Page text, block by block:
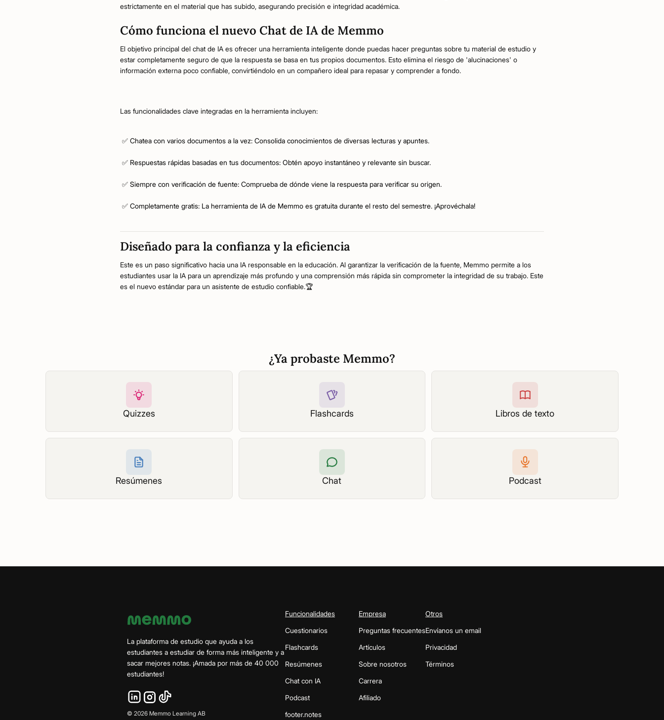
estrictamente en el material que has subido, asegurando precisión e integridad académica.
Cómo funciona el nuevo Chat de IA de Memmo
El objetivo principal del chat de IA es ofrecer una herramienta inteligente donde puedas hacer preguntas sobre tu material de estudio y
estar completamente seguro de que la respuesta se basa en tus propios documentos. Esto elimina el riesgo de 'alucinaciones' o
información externa poco confiable, convirtiéndolo en un compañero ideal para repasar y comprender a fondo.
Las funcionalidades clave integradas en la herramienta incluyen:
✅ Chatea con varios documentos a la vez: Consolida conocimientos de diversas lecturas y apuntes.
✅ Respuestas rápidas basadas en tus documentos: Obtén apoyo instantáneo y relevante sin buscar.
✅ Siempre con verificación de fuente: Comprueba de dónde viene la respuesta para verificar su origen.
✅ Completamente gratis: La herramienta de IA de Memmo es gratuita durante el resto del semestre. ¡Aprovéchala!
Diseñado para la confianza y la eficiencia
Este es un paso significativo hacia una IA responsable en la educación. Al garantizar la verificación de la fuente, Memmo permite a los
estudiantes usar la IA para un aprendizaje más profundo y una comprensión más rápida sin comprometer la integridad de su trabajo. Este
es el nuevo estándar para un asistente de estudio confiable.🏆
¿Ya probaste Memmo?
Quizzes Flashcards Libros de texto
Resúmenes Chat Podcast
La plataforma de estudio que ayuda a los
estudiantes a estudiar de forma más inteligente y a
sacar mejores notas. ¡Amada por más de 40 000
estudiantes!
© 2026 Memmo Learning AB
Funcionalidades
Cuestionarios
Flashcards
Resúmenes
Chat con IA
Podcast
footer.notes
Empresa
Preguntas frecuentes
Artículos
Sobre nosotros
Carrera
Afiliado
Otros
Envíanos un email
Privacidad
Términos